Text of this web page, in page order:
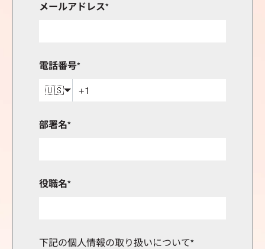
メールアドレス*
電話番号*
🇺🇸
部署名*
役職名*
下記の個人情報の取り扱いについて*